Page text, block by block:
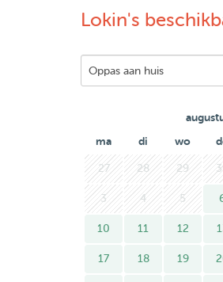
Lokin's
ma di wo
27 28 29
3 4 5
10 11 12
17 18 19